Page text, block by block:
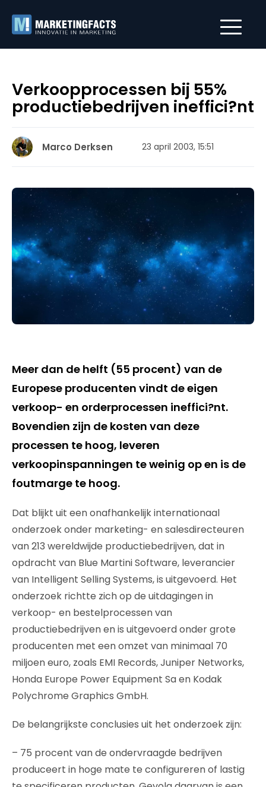
Verkoopprocessen bij 55%
productiebedrijven ineffici?nt
Marco Derksen 23 april 2003, 15:51
Meer dan de helft (55 procent) van de
Europese producenten vindt de eigen
verkoop- en orderprocessen ineffici?nt.
Bovendien zijn de kosten van deze
processen te hoog, leveren
verkoopinspanningen te weinig op en is de
foutmarge te hoog.
Dat blijkt uit een onafhankelijk internationaal
onderzoek onder marketing- en salesdirecteuren
van 213 wereldwijde productiebedrijven, dat in
opdracht van Blue Martini Software, leverancier
van Intelligent Selling Systems, is uitgevoerd. Het
onderzoek richtte zich op de uitdagingen in
verkoop- en bestelprocessen van
productiebedrijven en is uitgevoerd onder grote
producenten met een omzet van minimaal 70
miljoen euro, zoals EMI Records, Juniper Networks,
Honda Europe Power Equipment Sa en Kodak
Polychrome Graphics GmbH.
De belangrijkste conclusies uit het onderzoek zijn:
– 75 procent van de ondervraagde bedrijven
produceert in hoge mate te configureren of lastig